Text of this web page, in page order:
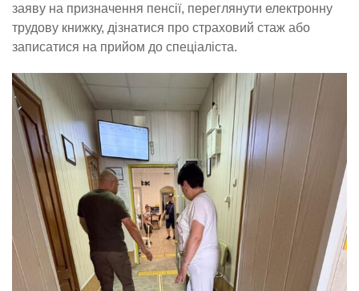
заяву на призначення пенсії, переглянути електронну
трудову книжку, дізнатися про страховий стаж або
записатися на прийом до спеціаліста.